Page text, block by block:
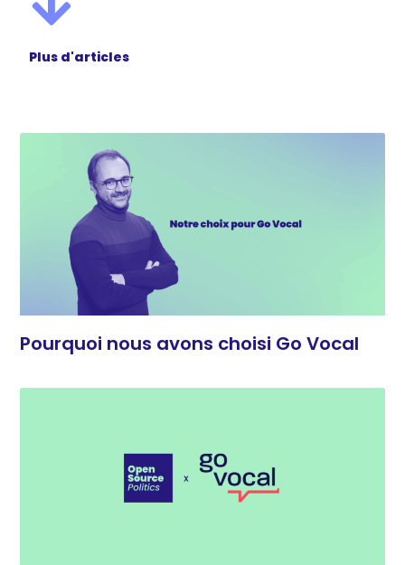
Plus d'articles
Pourquoi nous avons choisi Go Vocal